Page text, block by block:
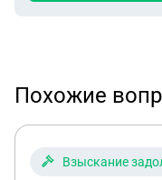
Похожие
Взыскание